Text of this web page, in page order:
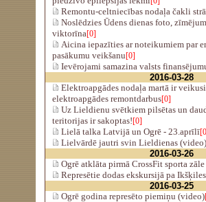
Remontu-celtniecības nodaļa čakli
Noslēdzies Ūdens dienas foto,
viktorīna[0]
Aicina iepazīties ar noteikumiem par
pasākumu veikšanu[0]
Ievērojami samazina valsts
2016-03-28
Elektroapgādes nodaļa martā ir
elektroapgādes remontdarbus[0]
Uz Lieldienu svētkiem pilsētas un
teritorijas ir sakoptas![0]
Lielā talka Latvijā un Ogrē - 23.aprīlī
Lielvārdē jautri svin Lieldienas (video)
2016-03-26
Ogrē atklāta pirmā CrossFit sporta
Represētie dodas ekskursijā pa
2016-03-25
Ogrē godina represēto piemiņu (video)